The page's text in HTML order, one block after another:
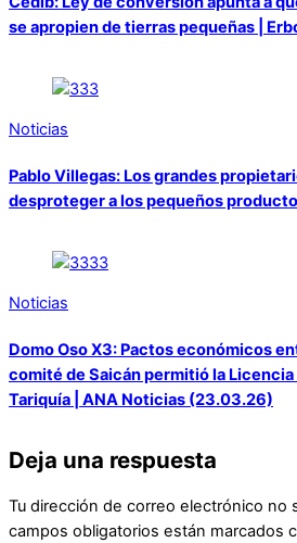
se apropien de tierras pequeñas |
Noticias
Pablo Villegas: Los grandes
desproteger a los pequeños
Noticias
Domo Oso X3: Pactos económicos
comité de Saicán permitió la
Tariquía | ANA Noticias (23.03.26)
Deja una respuesta
Tu dirección de correo electrónico no
campos obligatorios están marcados